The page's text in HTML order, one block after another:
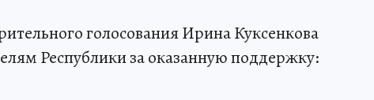
голосования Ирина Куксенкова
Республики за оказанную поддержку: